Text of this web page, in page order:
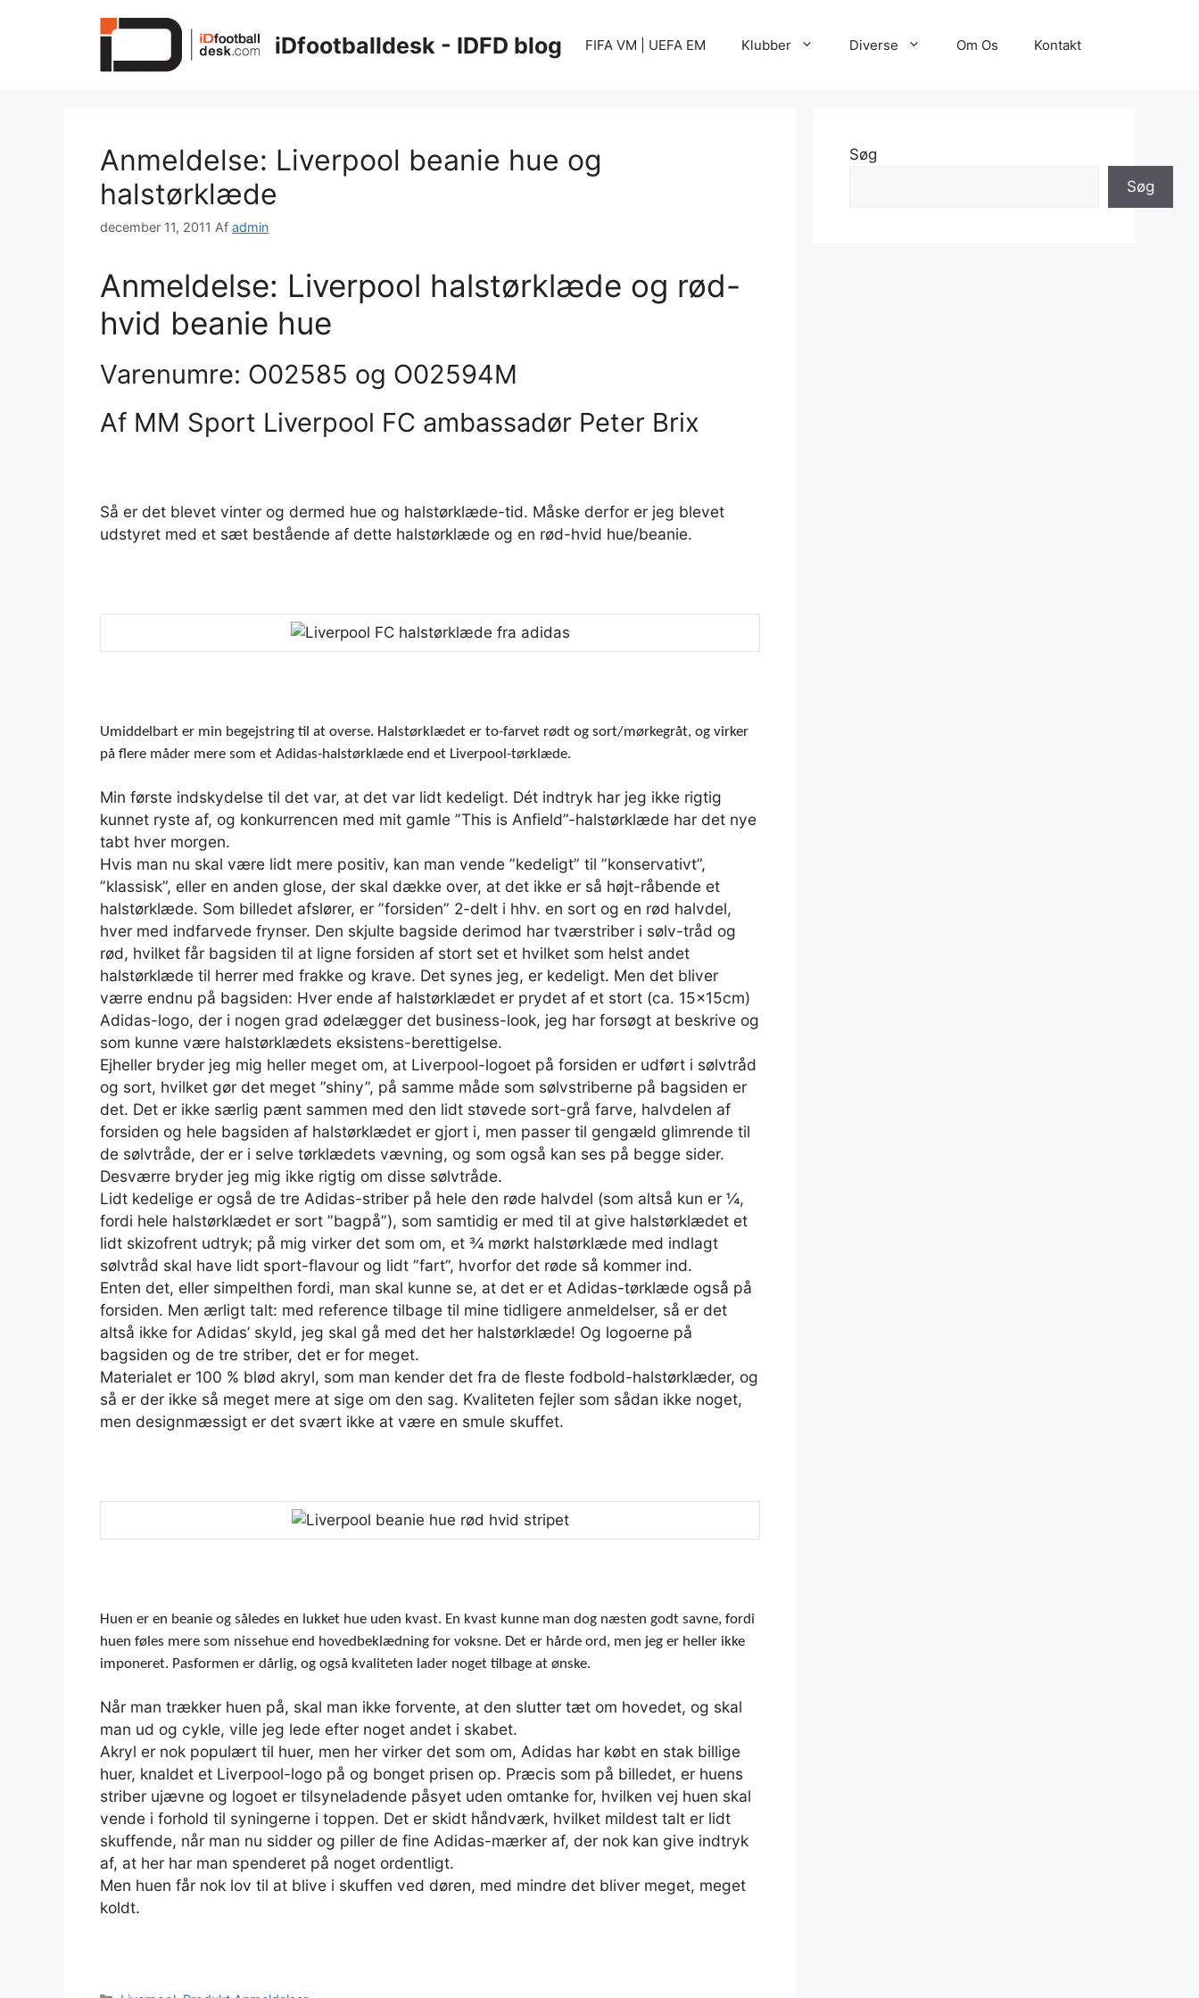
iDfootballdesk - IDFD blog FIFA VM | UEFA EM Klubber Diverse Om Os Kontakt
Anmeldelse: Liverpool beanie hue og
halstørklæde
december 11, 2011 Af admin
Anmeldelse: Liverpool halstørklæde og rød-
hvid beanie hue
Varenumre: O02585 og O02594M
Af MM Sport Liverpool FC ambassadør Peter Brix
Så er det blevet vinter og dermed hue og halstørklæde-tid. Måske derfor er jeg blevet
udstyret med et sæt bestående af dette halstørklæde og en rød-hvid hue/beanie.
Umiddelbart er min begejstring til at overse. Halstørklædet er to-farvet rødt og sort/mørkegråt, og virker
på flere måder mere som et Adidas-halstørklæde end et Liverpool-tørklæde.
Min første indskydelse til det var, at det var lidt kedeligt. Dét indtryk har jeg ikke rigtig
kunnet ryste af, og konkurrencen med mit gamle ”This is Anfield”-halstørklæde har det nye
tabt hver morgen.
Hvis man nu skal være lidt mere positiv, kan man vende ”kedeligt” til ”konservativt”,
”klassisk”, eller en anden glose, der skal dække over, at det ikke er så højt-råbende et
halstørklæde. Som billedet afslører, er ”forsiden” 2-delt i hhv. en sort og en rød halvdel,
hver med indfarvede frynser. Den skjulte bagside derimod har tværstriber i sølv-tråd og
rød, hvilket får bagsiden til at ligne forsiden af stort set et hvilket som helst andet
halstørklæde til herrer med frakke og krave. Det synes jeg, er kedeligt. Men det bliver
værre endnu på bagsiden: Hver ende af halstørklædet er prydet af et stort (ca. 15x15cm)
Adidas-logo, der i nogen grad ødelægger det business-look, jeg har forsøgt at beskrive og
som kunne være halstørklædets eksistens-berettigelse.
Ejheller bryder jeg mig heller meget om, at Liverpool-logoet på forsiden er udført i sølvtråd
og sort, hvilket gør det meget ”shiny”, på samme måde som sølvstriberne på bagsiden er
det. Det er ikke særlig pænt sammen med den lidt støvede sort-grå farve, halvdelen af
forsiden og hele bagsiden af halstørklædet er gjort i, men passer til gengæld glimrende til
de sølvtråde, der er i selve tørklædets vævning, og som også kan ses på begge sider.
Desværre bryder jeg mig ikke rigtig om disse sølvtråde.
Lidt kedelige er også de tre Adidas-striber på hele den røde halvdel (som altså kun er ¼,
fordi hele halstørklædet er sort ”bagpå”), som samtidig er med til at give halstørklædet et
lidt skizofrent udtryk; på mig virker det som om, et ¾ mørkt halstørklæde med indlagt
sølvtråd skal have lidt sport-flavour og lidt ”fart”, hvorfor det røde så kommer ind.
Enten det, eller simpelthen fordi, man skal kunne se, at det er et Adidas-tørklæde også på
forsiden. Men ærligt talt: med reference tilbage til mine tidligere anmeldelser, så er det
altså ikke for Adidas’ skyld, jeg skal gå med det her halstørklæde! Og logoerne på
bagsiden og de tre striber, det er for meget.
Materialet er 100 % blød akryl, som man kender det fra de fleste fodbold-halstørklæder, og
så er der ikke så meget mere at sige om den sag. Kvaliteten fejler som sådan ikke noget,
men designmæssigt er det svært ikke at være en smule skuffet.
Huen er en beanie og således en lukket hue uden kvast. En kvast kunne man dog næsten godt savne, fordi
huen føles mere som nissehue end hovedbeklædning for voksne. Det er hårde ord, men jeg er heller ikke
imponeret. Pasformen er dårlig, og også kvaliteten lader noget tilbage at ønske.
Når man trækker huen på, skal man ikke forvente, at den slutter tæt om hovedet, og skal
man ud og cykle, ville jeg lede efter noget andet i skabet.
Akryl er nok populært til huer, men her virker det som om, Adidas har købt en stak billige
huer, knaldet et Liverpool-logo på og bonget prisen op. Præcis som på billedet, er huens
striber ujævne og logoet er tilsyneladende påsyet uden omtanke for, hvilken vej huen skal
vende i forhold til syningerne i toppen. Det er skidt håndværk, hvilket mildest talt er lidt
skuffende, når man nu sidder og piller de fine Adidas-mærker af, der nok kan give indtryk
af, at her har man spenderet på noget ordentligt.
Men huen får nok lov til at blive i skuffen ved døren, med mindre det bliver meget, meget
koldt.
Søg
Søg